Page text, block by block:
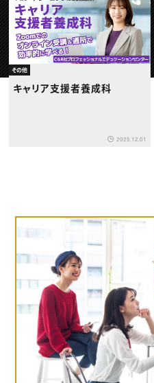
スキルアップしたい！
スキルアップしたい！ トップ
デザイン
プログラミング
動画配信・映像制作
編集・ライティング
お役立ち基礎知識
TOP Creator’s コラム
TOP Creator’s コラム トッ
Webクリエイター
クリエイターインタビュー
セミナー
CREATIVE VILLAGEからの
プロフェッショナ
その他
キャリア支援者養成科
2025.12.01